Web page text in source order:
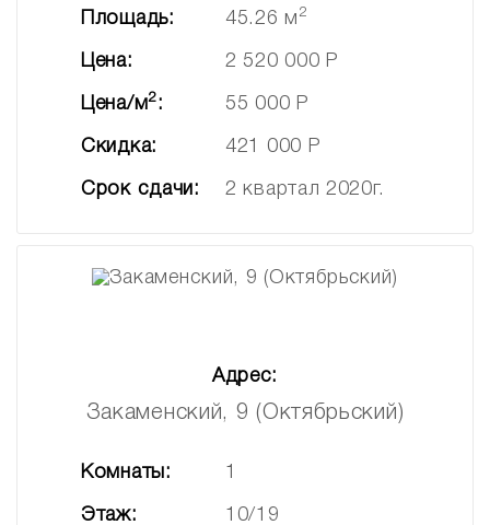
Площадь: 45.26 м 2
Цена: 2 520 000 Р
Цена/м2: 55 000 Р
Скидка: 421 000 Р
Срок сдачи: 2 квартал 2020г.
Адрес:
Закаменский, 9 (Октябрьский)
Комнаты: 1
Этаж: 10/19